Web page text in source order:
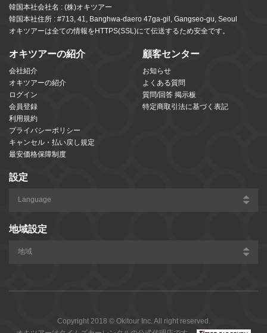
韓国本社会社名 : (株)オキツアー
韓国本社住所 : #713, 41, Banghwa-daero 47ga-gil, Gangseo-gu, Seoul
オキツアーは全ての情報をHTTPS(SSL)にて伝送するため安全です。
オキツアーの紹介
会社紹介
オキツアーの紹介
ログイン
会員登録
利用規約
プライバシーポリシー
キャンセル・払い戻し規定
最安価格保障制度
顧客センター
お知らせ
よくある質問
質問/回答 掲示板
特定商取引法に基づく表記
設定
地域設定
Copyright 2018 © Okitour Inc. All right reserved.